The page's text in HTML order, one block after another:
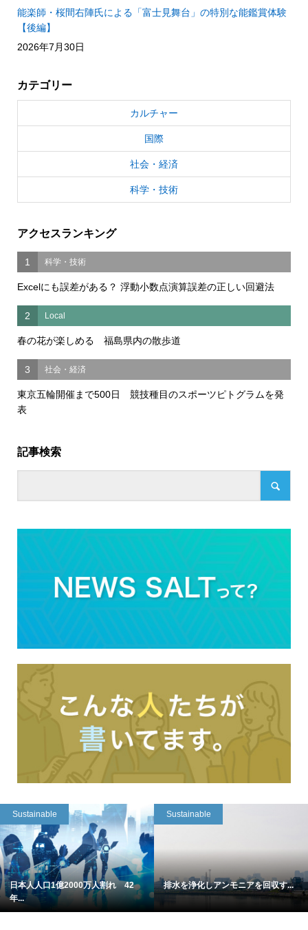
能楽師・桜間右陣氏による「富士見舞台」の特別な能鑑賞体験
【後編】
2026年7月30日
カテゴリー
カルチャー
国際
社会・経済
科学・技術
アクセスランキング
1 科学・技術
Excelにも誤差がある？ 浮動小数点演算誤差の正しい回避法
2 Local
春の花が楽しめる 福島県内の散歩道
3 社会・経済
東京五輪開催まで500日 競技種目のスポーツピトグラムを発
表
記事検索
Sustainable
日本人人口1億2000万人割れ 42
年...
Sustainable
排水を浄化しアンモニアを回収す...